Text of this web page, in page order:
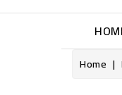
Home